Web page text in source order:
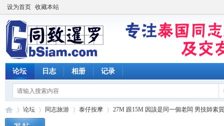
设为首页 收藏本站
论坛 日志 相册 记录
论坛 同志旅游 泰仔按摩 27M 跟15M 因該是同一個老闆 男技師素